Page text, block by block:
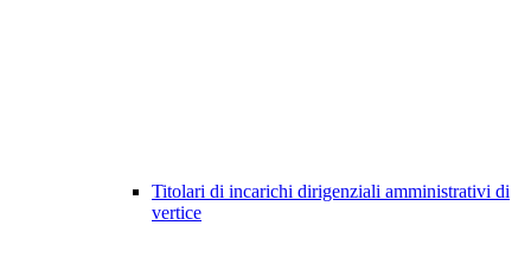
Titolari di incarichi dirigenziali amministrativi di
vertice